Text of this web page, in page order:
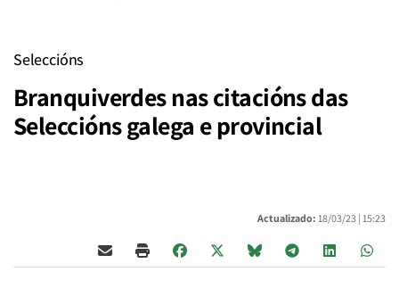
Seleccións
Branquiverdes nas citacións das
Seleccións galega e provincial
Actualizado: 18/03/23 | 15:23